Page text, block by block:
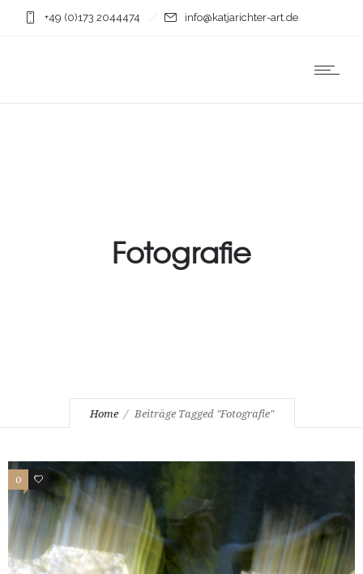
+49 (0)173 2044474 info@katjarichter-art.de
Fotografie
Home Beiträge Tagged "Fotografie"
0 0